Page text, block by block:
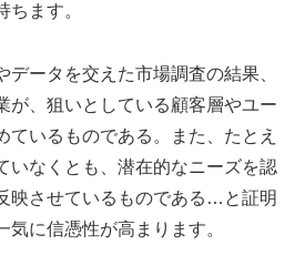
ちます。
データを交えた市場調査の結果、
が、狙いとしている顧客層やユー
ているものである。また、たとえ
いなくとも、潜在的なニーズを認
映させているものである…と証明
に信憑性が高まります。